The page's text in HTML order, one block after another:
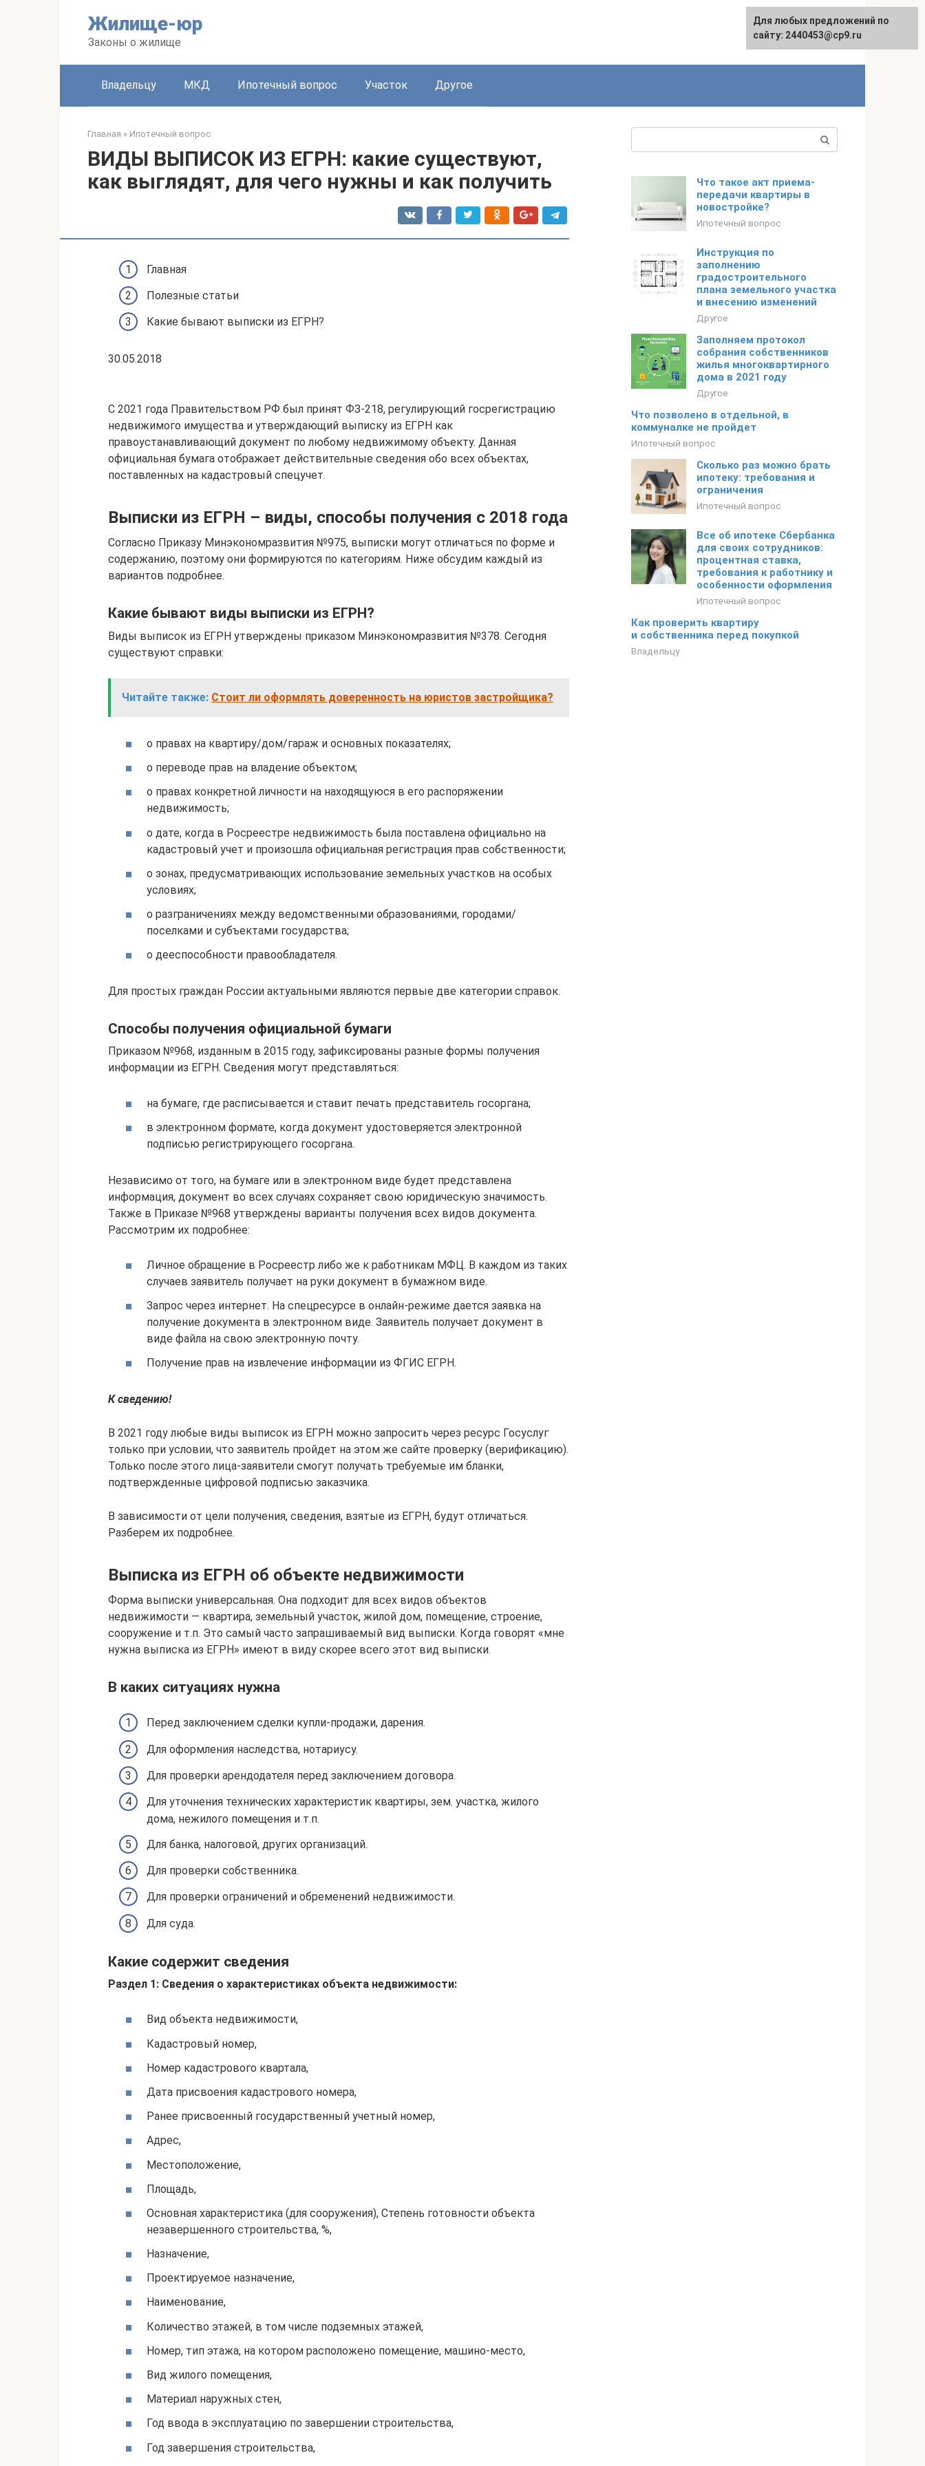
Жилище-юр
Законы о жилище
Владельцу МКД Ипотечный вопрос Участок Другое
Главная » Ипотечный вопрос
ВИДЫ ВЫПИСОК ИЗ ЕГРН: какие существуют,
как выглядят, для чего нужны и как получить
Главная
Полезные статьи
Какие бывают выписки из ЕГРН?
30.05.2018
С 2021 года Правительством РФ был принят ФЗ-218, регулирующий госрегистрацию
недвижимого имущества и утверждающий выписку из ЕГРН как
правоустанавливающий документ по любому недвижимому объекту. Данная
официальная бумага отображает действительные сведения обо всех объектах,
поставленных на кадастровый спецучет.
Выписки из ЕГРН – виды, способы получения с 2018 года
Согласно Приказу Минэкономразвития №975, выписки могут отличаться по форме и
содержанию, поэтому они формируются по категориям. Ниже обсудим каждый из
вариантов подробнее.
Какие бывают виды выписки из ЕГРН?
Виды выписок из ЕГРН утверждены приказом Минэкономразвития №378. Сегодня
существуют справки:
Читайте также: Стоит ли оформлять доверенность на юристов застройщика?
о правах на квартиру/дом/гараж и основных показателях;
о переводе прав на владение объектом;
о правах конкретной личности на находящуюся в его распоряжении
недвижимость;
о дате, когда в Росреестре недвижимость была поставлена официально на
кадастровый учет и произошла официальная регистрация прав собственности;
о зонах, предусматривающих использование земельных участков на особых
условиях;
о разграничениях между ведомственными образованиями, городами/
поселками и субъектами государства;
о дееспособности правообладателя.
Для простых граждан России актуальными являются первые две категории справок.
Способы получения официальной бумаги
Приказом №968, изданным в 2015 году, зафиксированы разные формы получения
информации из ЕГРН. Сведения могут представляться:
на бумаге, где расписывается и ставит печать представитель госоргана;
в электронном формате, когда документ удостоверяется электронной
подписью регистрирующего госоргана.
Независимо от того, на бумаге или в электронном виде будет представлена
информация, документ во всех случаях сохраняет свою юридическую значимость.
Также в Приказе №968 утверждены варианты получения всех видов документа.
Рассмотрим их подробнее:
Личное обращение в Росреестр либо же к работникам МФЦ. В каждом из таких
случаев заявитель получает на руки документ в бумажном виде.
Запрос через интернет. На спецресурсе в онлайн-режиме дается заявка на
получение документа в электронном виде. Заявитель получает документ в
виде файла на свою электронную почту.
Получение прав на извлечение информации из ФГИС ЕГРН.
К сведению!
В 2021 году любые виды выписок из ЕГРН можно запросить через ресурс Госуслуг
только при условии, что заявитель пройдет на этом же сайте проверку (верификацию).
Только после этого лица-заявители смогут получать требуемые им бланки,
подтвержденные цифровой подписью заказчика.
В зависимости от цели получения, сведения, взятые из ЕГРН, будут отличаться.
Разберем их подробнее.
Выписка из ЕГРН об объекте недвижимости
Форма выписки универсальная. Она подходит для всех видов объектов
недвижимости — квартира, земельный участок, жилой дом, помещение, строение,
сооружение и т.п. Это самый часто запрашиваемый вид выписки. Когда говорят «мне
нужна выписка из ЕГРН» имеют в виду скорее всего этот вид выписки.
В каких ситуациях нужна
Перед заключением сделки купли-продажи, дарения.
Для оформления наследства, нотариусу.
Для проверки арендодателя перед заключением договора.
Для уточнения технических характеристик квартиры, зем. участка, жилого
дома, нежилого помещения и т.п.
Для банка, налоговой, других организаций.
Для проверки собственника.
Для проверки ограничений и обременений недвижимости.
Для суда.
Какие содержит сведения
Раздел 1: Сведения о характеристиках объекта недвижимости:
Вид объекта недвижимости,
Кадастровый номер,
Номер кадастрового квартала,
Дата присвоения кадастрового номера,
Ранее присвоенный государственный учетный номер,
Адрес,
Местоположение,
Площадь,
Основная характеристика (для сооружения), Степень готовности объекта
незавершенного строительства, %,
Назначение,
Проектируемое назначение,
Наименование,
Количество этажей, в том числе подземных этажей,
Номер, тип этажа, на котором расположено помещение, машино-место,
Вид жилого помещения,
Материал наружных стен,
Год ввода в эксплуатацию по завершении строительства,
Год завершения строительства,
Что такое акт приема-
передачи квартиры в
новостройке?
Ипотечный вопрос
Инструкция по
заполнению
градостроительного
плана земельного участка
и внесению изменений
Другое
Заполняем протокол
собрания собственников
жилья многоквартирного
дома в 2021 году
Другое
Что позволено в отдельной, в
коммуналке не пройдет
Ипотечный вопрос
Сколько раз можно брать
ипотеку: требования и
ограничения
Ипотечный вопрос
Все об ипотеке Сбербанка
для своих сотрудников:
процентная ставка,
требования к работнику и
особенности оформления
Ипотечный вопрос
Как проверить квартиру
и собственника перед покупкой
Владельцу
Для любых предложений по
сайту: 2440453@cp9.ru